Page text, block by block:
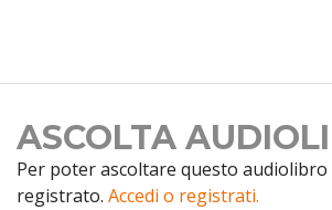
ASCOLTA
Per poter ascoltare questo audiolibro
registrato. Accedi o registrati.